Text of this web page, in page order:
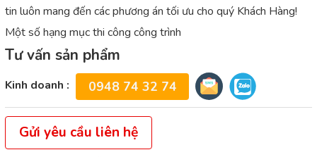
tin luôn mang đến các phương án tối ưu cho quý Khách Hàng!
Một số hạng mục thi công công trình
Tư vấn sản phẩm
Kinh doanh : 0948 74 32 74
Gửi yêu cầu liên hệ